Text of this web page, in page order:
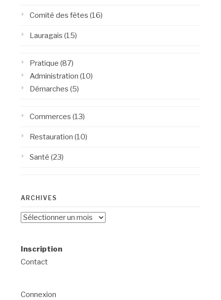
Comité des fêtes (16)
Lauragais (15)
Pratique (87)
Administration (10)
Démarches (5)
Commerces (13)
Restauration (10)
Santé (23)
ARCHIVES
Archives
Inscription
Contact
Connexion